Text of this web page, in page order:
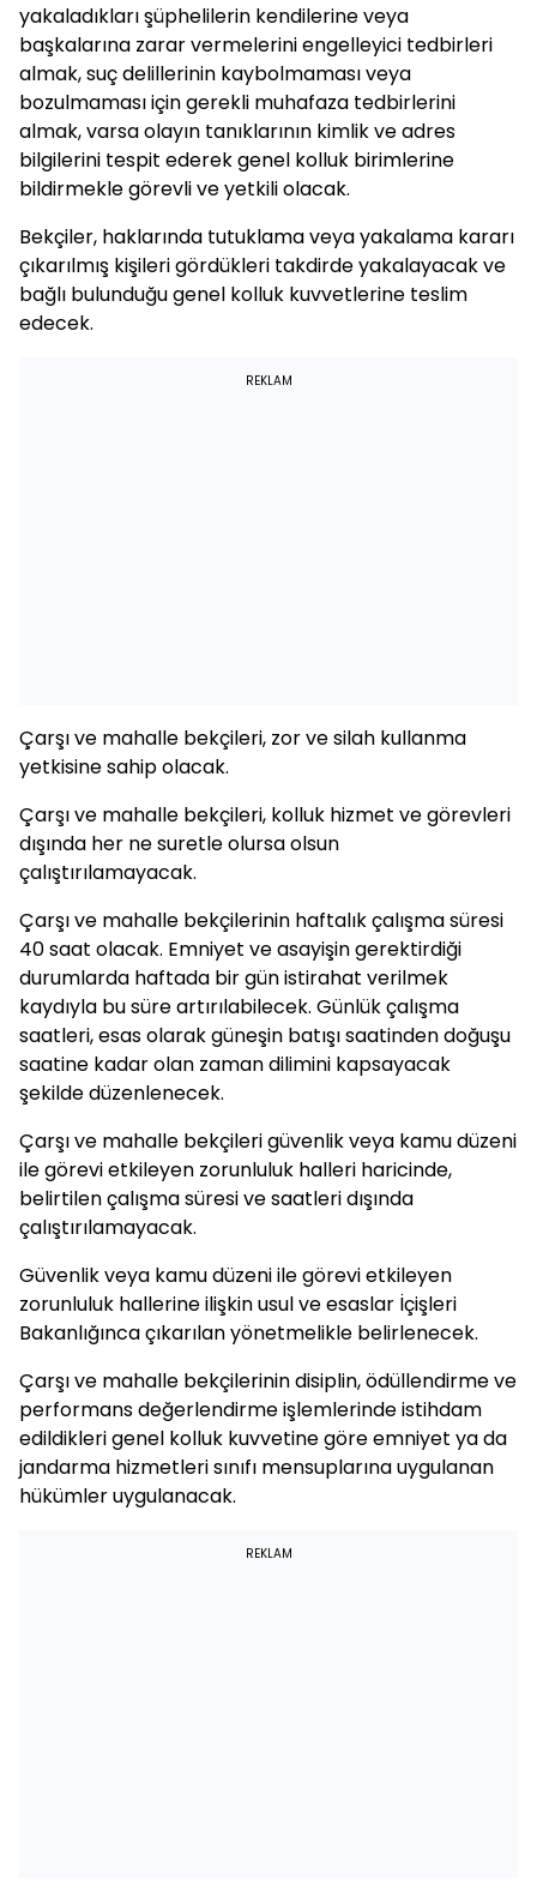
yakaladıkları şüphelilerin kendilerine veya
başkalarına zarar vermelerini engelleyici tedbirleri
almak, suç delillerinin kaybolmaması veya
bozulmaması için gerekli muhafaza tedbirlerini
almak, varsa olayın tanıklarının kimlik ve adres
bilgilerini tespit ederek genel kolluk birimlerine
bildirmekle görevli ve yetkili olacak.
Bekçiler, haklarında tutuklama veya yakalama kararı
çıkarılmış kişileri gördükleri takdirde yakalayacak ve
bağlı bulunduğu genel kolluk kuvvetlerine teslim
edecek.
REKLAM
Çarşı ve mahalle bekçileri, zor ve silah kullanma
yetkisine sahip olacak.
Çarşı ve mahalle bekçileri, kolluk hizmet ve görevleri
dışında her ne suretle olursa olsun
çalıştırılamayacak.
Çarşı ve mahalle bekçilerinin haftalık çalışma süresi
40 saat olacak. Emniyet ve asayişin gerektirdiği
durumlarda haftada bir gün istirahat verilmek
kaydıyla bu süre artırılabilecek. Günlük çalışma
saatleri, esas olarak güneşin batışı saatinden doğuşu
saatine kadar olan zaman dilimini kapsayacak
şekilde düzenlenecek.
Çarşı ve mahalle bekçileri güvenlik veya kamu düzeni
ile görevi etkileyen zorunluluk halleri haricinde,
belirtilen çalışma süresi ve saatleri dışında
çalıştırılamayacak.
Güvenlik veya kamu düzeni ile görevi etkileyen
zorunluluk hallerine ilişkin usul ve esaslar İçişleri
Bakanlığınca çıkarılan yönetmelikle belirlenecek.
Çarşı ve mahalle bekçilerinin disiplin, ödüllendirme ve
performans değerlendirme işlemlerinde istihdam
edildikleri genel kolluk kuvvetine göre emniyet ya da
jandarma hizmetleri sınıfı mensuplarına uygulanan
hükümler uygulanacak.
REKLAM